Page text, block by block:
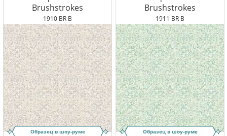
Brushstrokes
1910 BR B
Образец в шоу-руме
Brushstrokes
1911 BR B
Образец в шоу-руме